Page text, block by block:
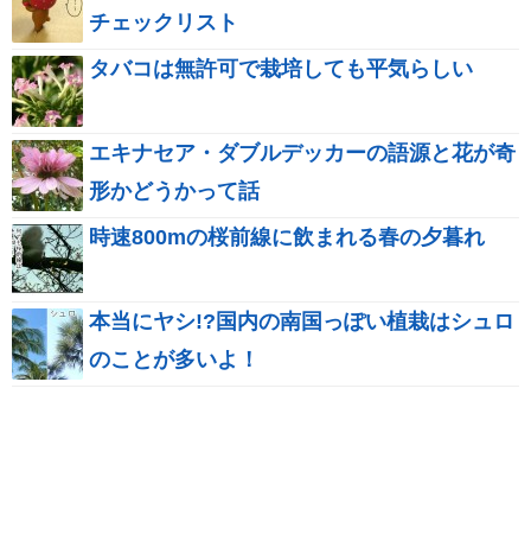
チェックリスト
タバコは無許可で栽培しても平気らしい
エキナセア・ダブルデッカーの語源と花が奇
形かどうかって話
時速800mの桜前線に飲まれる春の夕暮れ
本当にヤシ!?国内の南国っぽい植栽はシュロ
のことが多いよ！